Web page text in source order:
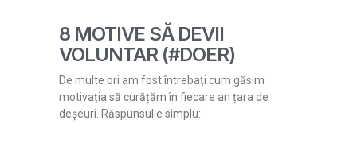
8 MOTIVE SĂ DEVII
VOLUNTAR (#DOER)
De multe ori am fost întrebați cum găsim
motivația să curățăm în fiecare an țara de
deșeuri. Răspunsul e simplu: